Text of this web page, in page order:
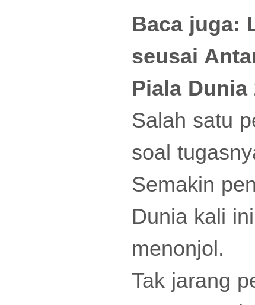
Baca juga:
seusai
Piala Dunia
Salah satu
soal
Semakin
Dunia kali
menonjol.
Tak jarang